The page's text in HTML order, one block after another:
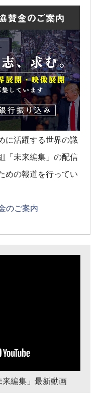
に活躍する世界の識
「未来編集」の配信
めの報道を行ってい
のご案内
編集」最新動画